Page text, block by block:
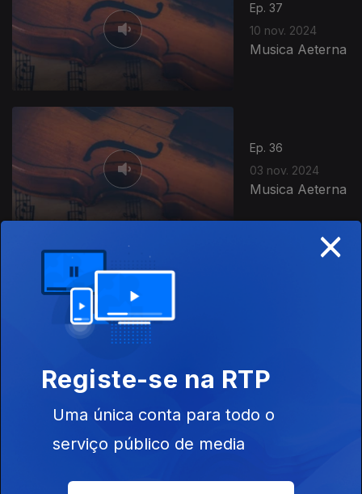
Ep. 37
10 nov. 2024
Musica Aeterna
Ep. 36
03 nov. 2024
Musica Aeterna
×
Registe-se na RTP
Uma única conta para todo o
serviço público de media